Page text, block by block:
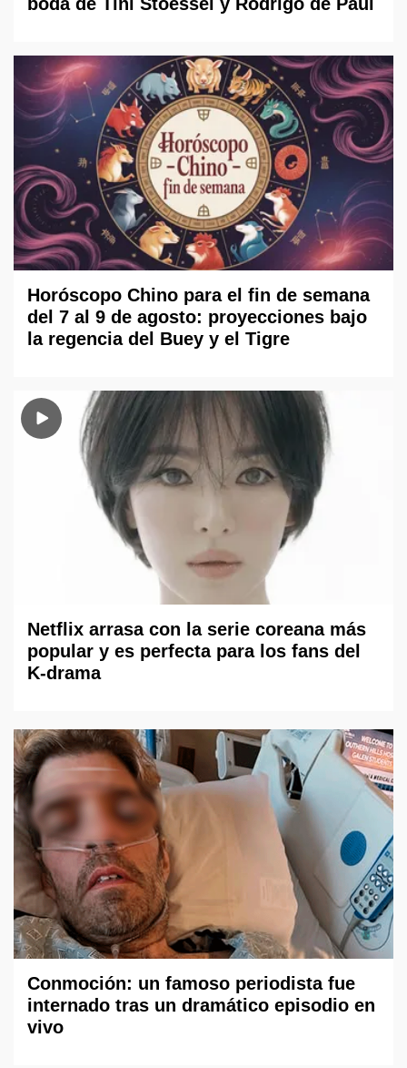
Horóscopo Chino para el fin de semana
del 7 al 9 de agosto: proyecciones bajo
la regencia del Buey y el Tigre
Netflix arrasa con la serie coreana más
popular y es perfecta para los fans del
K-drama
Conmoción: un famoso periodista fue
internado tras un dramático episodio en
vivo